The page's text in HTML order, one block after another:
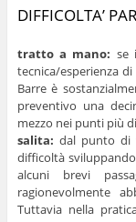
DIFFICOLTA’
tratto a mano: se
tecnica/esperienza
Barre è
preventivo una
mezzo nei punti più
salita: dal punto di
difficoltà
alcuni brevi
ragionevolmente
Tuttavia nella